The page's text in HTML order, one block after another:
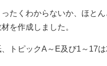
たくわからないか、ほと
を作成しました。
トピックA～E及び1～17は